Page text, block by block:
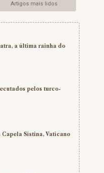
Artigos mais lidos
a última rainha do
pelos turco-
Capela Sistina, Vaticano